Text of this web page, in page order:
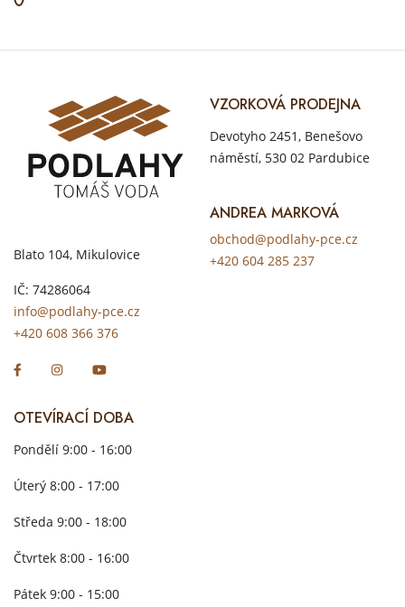
Blato 104, Mikulovice
IČ: 74286064
info@podlahy-pce.cz
+420 608 366 376
VZORKOVÁ PRODEJNA
Devotyho 2451, Benešovo
náměstí, 530 02 Pardubice
ANDREA MARKOVÁ
obchod@podlahy-pce.cz
+420 604 285 237
OTEVÍRACÍ DOBA
Pondělí 9:00 - 16:00
Úterý 8:00 - 17:00
Středa 9:00 - 18:00
Čtvrtek 8:00 - 16:00
Pátek 9:00 - 15:00